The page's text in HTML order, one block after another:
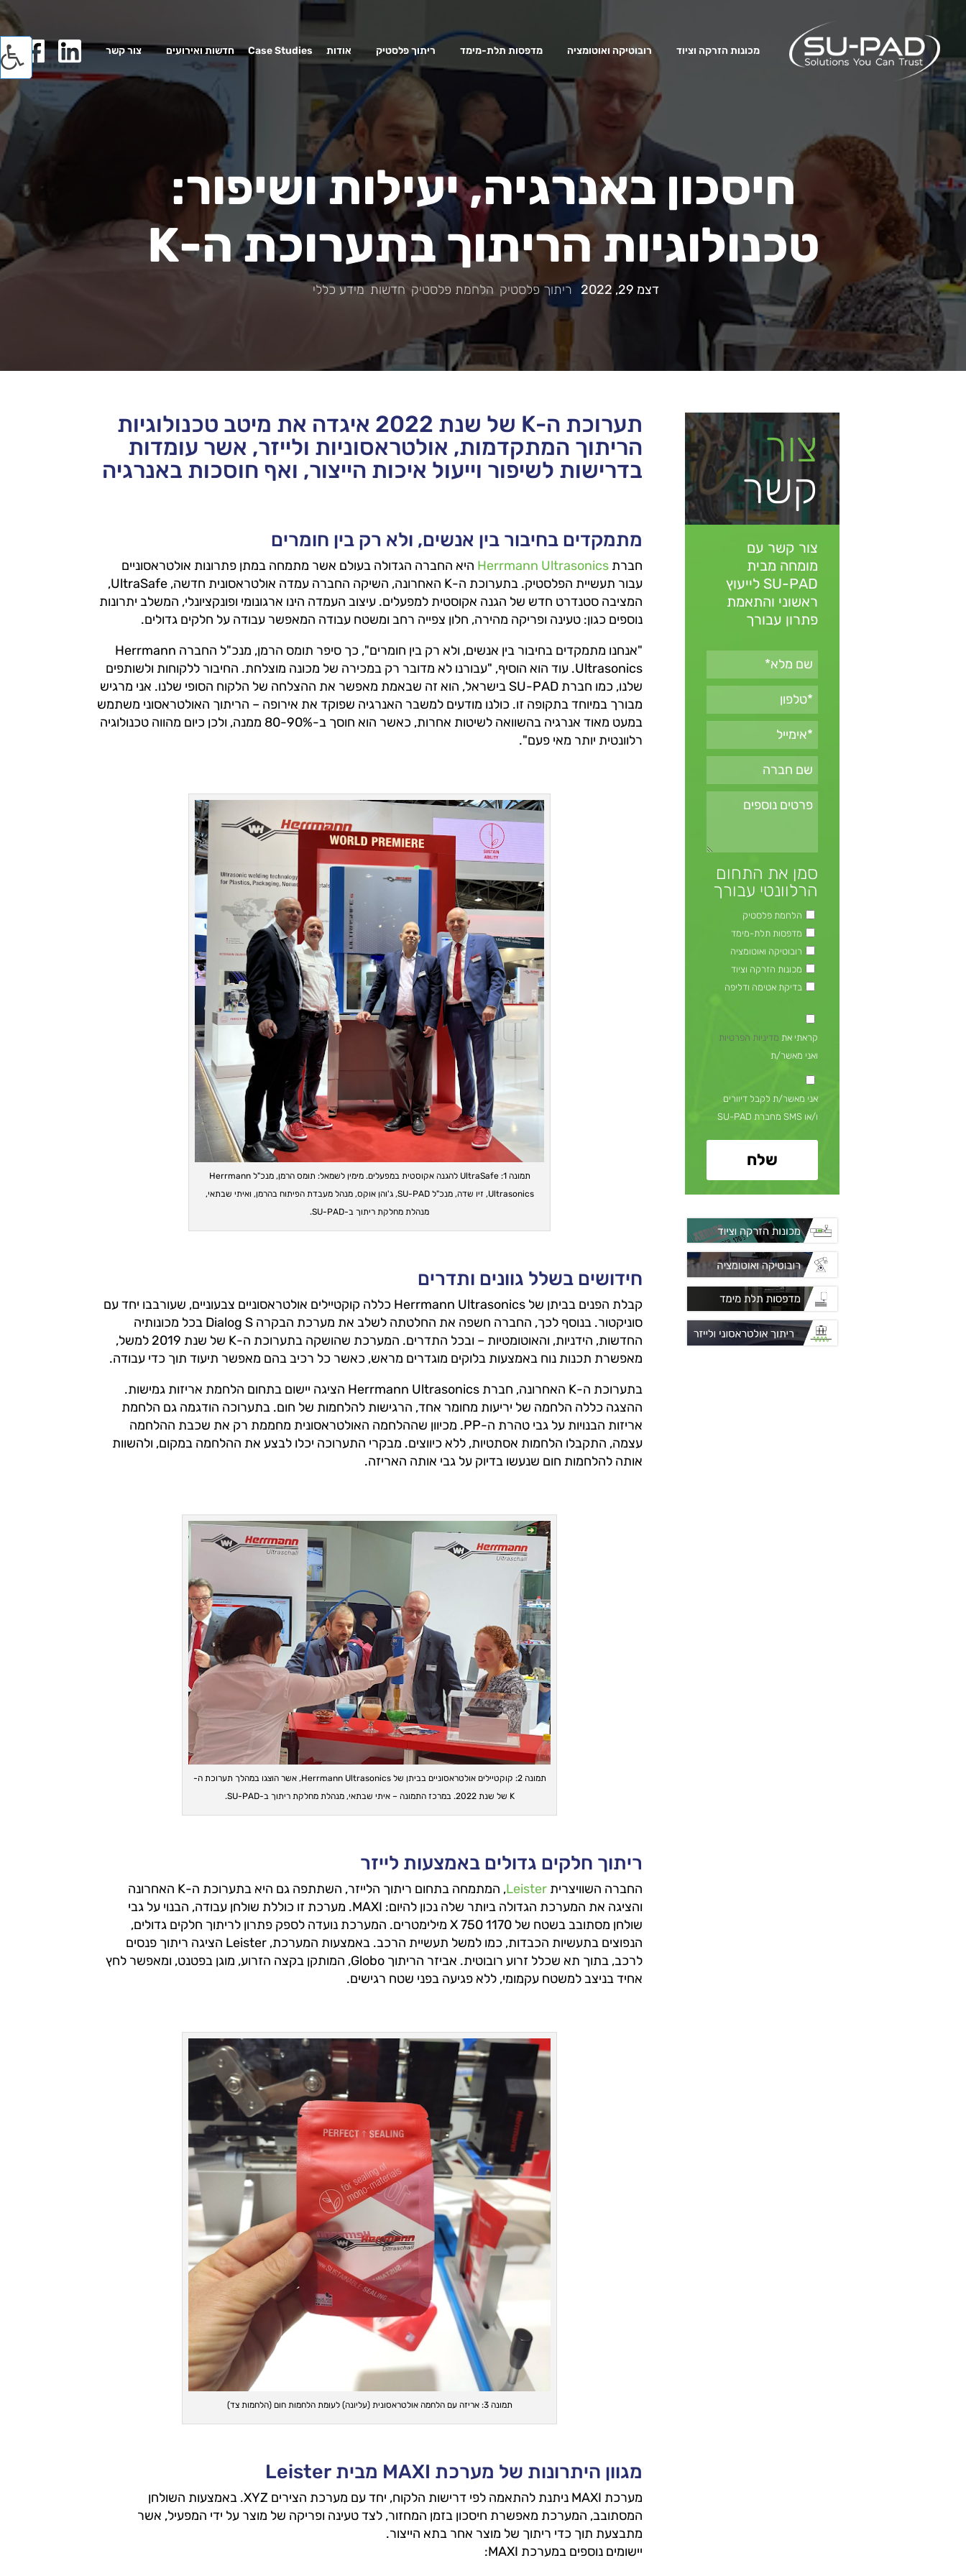
מכונות הזרקה וציוד רובוטיקה ואוטומציה מדפסות תלת-מימד ריתוך פלסטיק אודות Case Studies חדשות ואירועים צור קשר
חיסכון באנרגיה, יעילות ושיפור:
טכנולוגיות הריתוך בתערוכת ה-K
דצמ 29, 2022 ריתוך פלסטיק הלחמת פלסטיק ,חדשות,מידע כללי
תערוכת ה-K של שנת 2022 איגדה את מיטב טכנולוגיות
הריתוך המתקדמות, אולטראסוניות ולייזר, אשר עומדות
בדרישות לשיפור וייעול איכות הייצור, ואף חוסכות באנרגיה
מתמקדים בחיבור בין אנשים, ולא רק בין חומרים
חברתHerrmann Ultrasonics היא החברה הגדולה בעולם אשר מתמחה במתן פתרונות אולטראסוניים
עבור תעשיית הפלסטיק. בתערוכת ה-K האחרונה, השיקה החברה עמדה אולטראסונית חדשה, UltraSafe,
המציבה סטנדרט חדש של הגנה אקוסטית למפעלים. עיצוב העמדה הינו ארגונומי ופונקציונלי, המשלב יתרונות
נוספים כגון: טעינה ופריקה מהירה, חלון צפייה רחב ומשטח עבודה המאפשר עבודה על חלקים גדולים.
"אנחנו מתמקדים בחיבור בין אנשים, ולא רק בין חומרים", כך סיפר תומס הרמן, מנכ"ל החברה Herrmann
Ultrasonics. עוד הוא הוסיף, "עבורנו לא מדובר רק במכירה של מכונה מוצלחת. החיבור ללקוחות ולשותפים
שלנו, כמו חברת SU-PAD בישראל, הוא זה שבאמת מאפשר את ההצלחה של הלקוח הסופי שלנו. אני מרגיש
מבורך במיוחד בתקופה זו. כולנו מודעים למשבר האנרגיה שפוקד את אירופה – הריתוך האולטראסוני משתמש
במעט מאוד אנרגיה בהשוואה לשיטות אחרות, כאשר הוא חוסך ב-80-90% ממנה, ולכן כיום מהווה טכנולוגיה
רלוונטית יותר מאי פעם".
תמונה 1: UltraSafe להגנה אקוסטית במפעלים. מימין לשמאל: תומס הרמן, מנכ"ל Herrmann
Ultrasonics, זיו שדה, מנכ"ל SU-PAD, ג'והן אוקס, מנהל מעבדת הפיתוח בהרמן, ואיתי שבתאי,
מנהלת מחלקת ריתוך ב-SU-PAD.
חידושים בשלל גוונים ותדרים
קבלת הפנים בביתן של Herrmann Ultrasonics כללה קוקטיילים אולטראסוניים צבעוניים, שעורבבו יחד עם
סוניקטור. בנוסף לכך, החברה חשפה את החלטתה לשלב את מערכת הבקרה Dialog S בכל מכונותיה
החדשות, הידניות, והאוטומטיות – ובכל התדרים. המערכת שהושקה בתערוכת ה-K של שנת 2019 למשל,
מאפשרת תכנות נוח באמצעות בלוקים מוגדרים מראש, כאשר כל רכיב בהם מאפשר תיעוד תוך כדי עבודה.
בתערוכת ה-K האחרונה, חברת Herrmann Ultrasonics הציגה יישום בתחום הלחמת אריזות גמישות.
ההצגה כללה הלחמה של יריעות מחומר אחד, הרגישות להלחמות של חום. בתערוכה הודגמה גם הלחמת
אריזות הבנויות על גבי טהרת ה-PP. מכיוון שההלחמה האולטראסונית מחממת רק את שכבת ההלחמה
עצמה, התקבלו הלחמות אסתטיות, ללא כיווצים. מבקרי התערוכה יכלו לבצע את ההלחמה במקום, ולהשוות
אותה להלחמות חום שנעשו בדיוק על גבי אותה האריזה.
תמונה 2: קוקטיילים אולטראסוניים בביתן של Herrmann Ultrasonics, אשר הוצגו במהלך תערוכת ה-
K של שנת 2022. במרכז התמונה – איתי שבתאי, מנהלת מחלקת ריתוך ב-SU-PAD.
ריתוך חלקים גדולים באמצעות לייזר
החברה השוויצריתLeister
, המתמחה בתחום ריתוך הלייזר, השתתפה גם היא בתערוכת ה-K האחרונה
והציגה את המערכת הגדולה ביותר שלה נכון להיום: MAXI. מערכת זו כוללת שולחן עבודה, הבנוי על גבי
שולחן מסתובב בשטח של X 750 1170 מילימטרים. המערכת נועדה לספק פתרון לריתוך חלקים גדולים,
הנפוצים בתעשיות הכבדות, כמו למשל תעשיית הרכב. באמצעות המערכת, Leister הציגה ריתוך פנסים
לרכב, בתוך תא שכלל זרוע רובוטית. אביזר הריתוך Globo, המותקן בקצה הזרוע, מוגן בפטנט, ומאפשר לחץ
אחיד בניצב למשטח עקמומי, ללא פגיעה בפני שטח רגישים.
תמונה 3: אריזה עם הלחמה אולטראסונית (עליונה) לעומת הלחמות חום (הלחמות צד)
מגוון היתרונות של מערכת MAXI מבית Leister
מערכת MAXI ניתנת להתאמה לפי דרישות הלקוח, יחד עם מערכת הצירים XYZ. באמצעות השולחן
המסתובב, המערכת מאפשרת חיסכון בזמן המחזור, לצד טעינה ופריקה של מוצר על ידי המפעיל, אשר
מתבצעת תוך כדי ריתוך של מוצר אחר בתא הייצור.
יישומים נוספים במערכת MAXI:
צור
קשר
צור קשר עם
מומחה מבית
SU-PAD לייעוץ
ראשוני והתאמת
פתרון עבורך
סמן את התחום
הרלוונטי עבורך
הלחמת פלסטיק
מדפסות תלת-מימד
רובוטיקה ואוטומציה
מכונות הזרקה וציוד
בדיקת אטימה ודליפה
קראתי את מדיניות הפרטיות
ואני מאשר/ת
אני מאשר/ת לקבל דיוורים
ו/או SMS מחברת SU-PAD